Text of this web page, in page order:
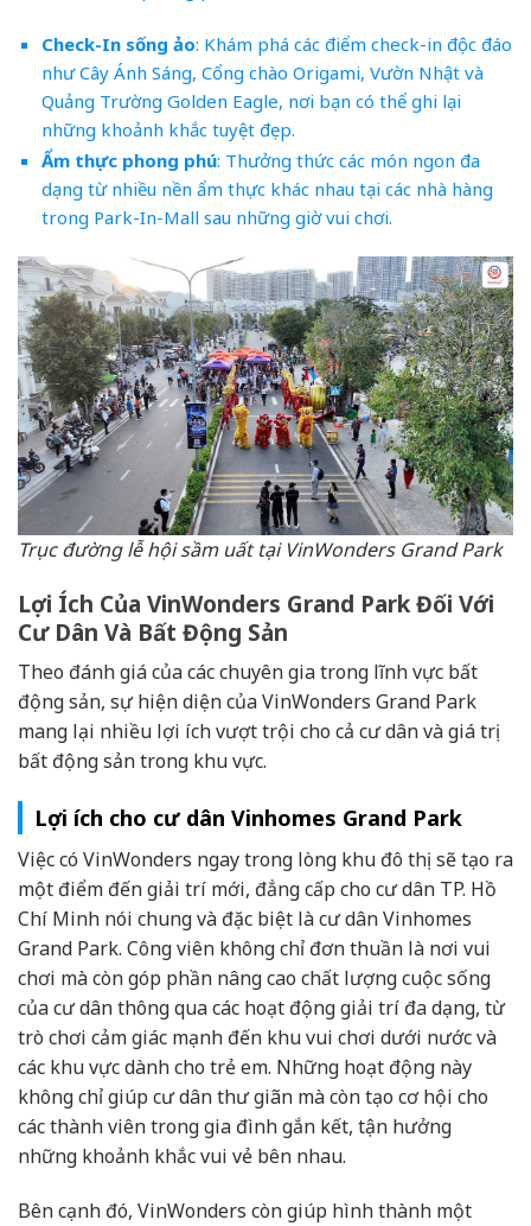
Check-In sống ảo: Khám phá các điểm check-in độc đáo
như Cây Ánh Sáng, Cổng chào Origami, Vườn Nhật và
Quảng Trường Golden Eagle, nơi bạn có thể ghi lại
những khoảnh khắc tuyệt đẹp.
Ẩm thực phong phú: Thưởng thức các món ngon đa
dạng từ nhiều nền ẩm thực khác nhau tại các nhà hàng
trong Park-In-Mall sau những giờ vui chơi.
Trục đường lễ hội sầm uất tại VinWonders Grand Park
Lợi Ích Của VinWonders Grand Park Đối Với
Cư Dân Và Bất Động Sản
Theo đánh giá của các chuyên gia trong lĩnh vực bất
động sản, sự hiện diện của VinWonders Grand Park
mang lại nhiều lợi ích vượt trội cho cả cư dân và giá trị
bất động sản trong khu vực.
Lợi ích cho cư dân Vinhomes Grand Park
Việc có VinWonders ngay trong lòng khu đô thị sẽ tạo ra
một điểm đến giải trí mới, đẳng cấp cho cư dân TP. Hồ
Chí Minh nói chung và đặc biệt là cư dân Vinhomes
Grand Park. Công viên không chỉ đơn thuần là nơi vui
chơi mà còn góp phần nâng cao chất lượng cuộc sống
của cư dân thông qua các hoạt động giải trí đa dạng, từ
trò chơi cảm giác mạnh đến khu vui chơi dưới nước và
các khu vực dành cho trẻ em. Những hoạt động này
không chỉ giúp cư dân thư giãn mà còn tạo cơ hội cho
các thành viên trong gia đình gắn kết, tận hưởng
những khoảnh khắc vui vẻ bên nhau.
Bên cạnh đó, VinWonders còn giúp hình thành một